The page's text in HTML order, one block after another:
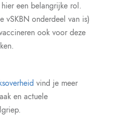
een belangrijke rol.
vSKBN onderdeel van is)
ook voor deze
vind je meer
en actuele